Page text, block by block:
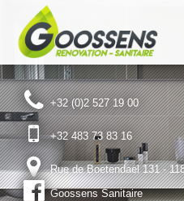
+32 (0)2 527 19 00
+32 483 73 83 16
Rue de Boetendael 131 -
Goossens Sanitaire